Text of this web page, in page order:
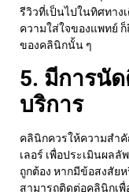
รีวิวที่เป็นไปในทิศทาง
ความใส่ใจของแพทย์
ของคลินิกนั้น ๆ
5. มีการนั
บริการ
คลินิกควรให้ความสำ
เลอร์ เพื่อประเมินผลลั
ถูกต้อง หากมีข้อสงสัย
สามารถติดต่อคลินิกเ